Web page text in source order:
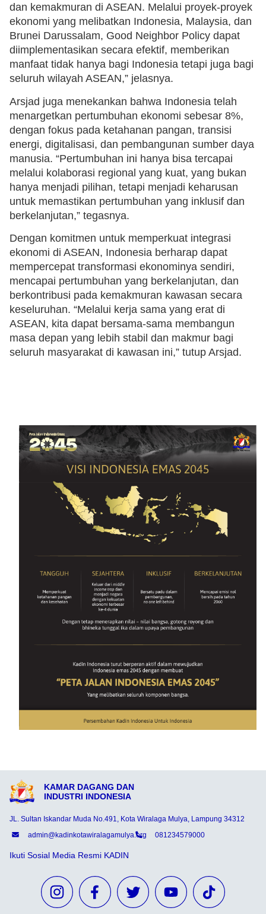
dan kemakmuran di ASEAN. Melalui proyek-proyek
ekonomi yang melibatkan Indonesia, Malaysia, dan
Brunei Darussalam, Good Neighbor Policy dapat
diimplementasikan secara efektif, memberikan
manfaat tidak hanya bagi Indonesia tetapi juga bagi
seluruh wilayah ASEAN,” jelasnya.
Arsjad juga menekankan bahwa Indonesia telah
menargetkan pertumbuhan ekonomi sebesar 8%,
dengan fokus pada ketahanan pangan, transisi
energi, digitalisasi, dan pembangunan sumber daya
manusia. “Pertumbuhan ini hanya bisa tercapai
melalui kolaborasi regional yang kuat, yang bukan
hanya menjadi pilihan, tetapi menjadi keharusan
untuk memastikan pertumbuhan yang inklusif dan
berkelanjutan,” tegasnya.
Dengan komitmen untuk memperkuat integrasi
ekonomi di ASEAN, Indonesia berharap dapat
mempercepat transformasi ekonominya sendiri,
mencapai pertumbuhan yang berkelanjutan, dan
berkontribusi pada kemakmuran kawasan secara
keseluruhan. “Melalui kerja sama yang erat di
ASEAN, kita dapat bersama-sama membangun
masa depan yang lebih stabil dan makmur bagi
seluruh masyarakat di kawasan ini,” tutup Arsjad.
KAMAR DAGANG DAN
INDUSTRI INDONESIA
JL. Sultan Iskandar Muda No.491, Kota Wiralaga Mulya, Lampung 34312
admin@kadinkotawiralagamulya.org
081234579000
Ikuti Sosial Media Resmi KADIN